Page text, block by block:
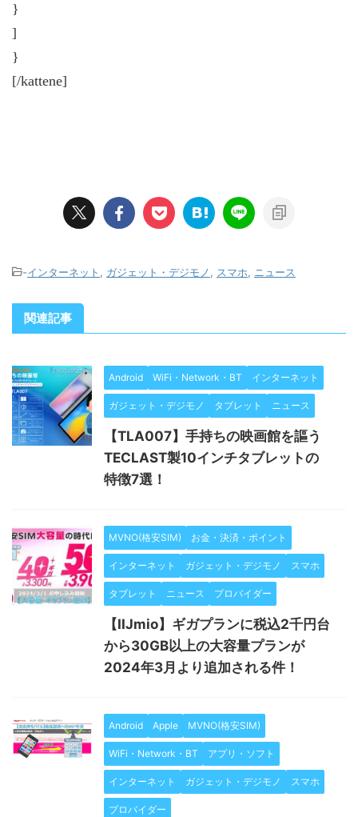
}
]
}
[/kattene]
-インターネット ガジェット・デジモノ スマホ ニュース
関連記事
Android WiFi・Network・BT インターネット
ガジェット・デジモノ タブレット ニュース
【TLA007】手持ちの映画館を謳う
TECLAST製10インチタブレットの
特徴7選！
MVNO(格安SIM) お金・決済・ポイント
インターネット ガジェット・デジモノ スマホ
タブレット ニュース プロバイダー
【IIJmio】ギガプランに税込2千円台
から30GB以上の大容量プランが
2024年3月より追加される件！
Android Apple MVNO(格安SIM)
WiFi・Network・BT アプリ・ソフト
インターネット ガジェット・デジモノ スマホ
プロバイダー